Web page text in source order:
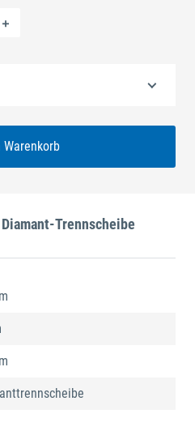
Warenkorb
Trennscheibe